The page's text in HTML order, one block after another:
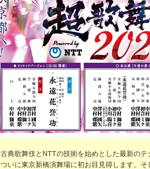
古典歌舞伎とNTTの技術を始めとした最新のテ
ついに東京新橋演舞場に初お目見得します。